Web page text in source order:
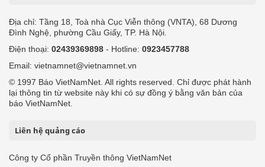
Địa chỉ: Tầng 18, Toà nhà Cục Viễn thông (VNTA), 68 Dương
Đình Nghệ, phường Cầu Giấy, TP. Hà Nội.
Điện thoại: 02439369898 - Hotline: 0923457788
Email: vietnamnet@vietnamnet.vn
© 1997 Báo VietNamNet. All rights reserved. Chỉ được phát hành
lại thông tin từ website này khi có sự đồng ý bằng văn bản của
báo VietNamNet.
Liên hệ quảng cáo
Công ty Cổ phần Truyền thông VietNamNet